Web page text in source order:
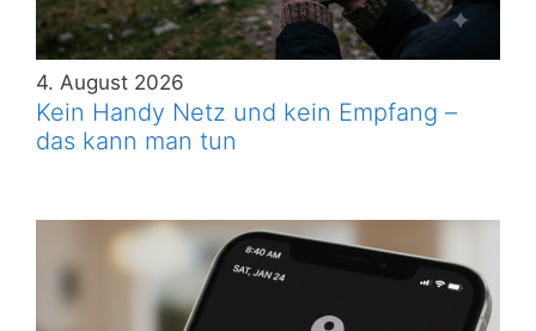
4. August 2026
Kein Handy Netz und kein Empfang –
das kann man tun